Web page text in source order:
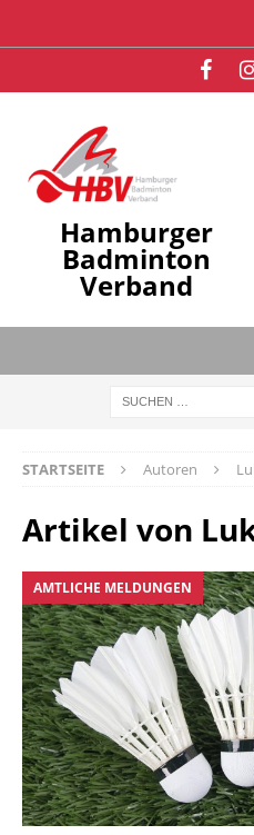
Hamburger
Badminton
Verband
STARTSEITE Autoren
Artikel von
AMTLICHE MELDUNGEN